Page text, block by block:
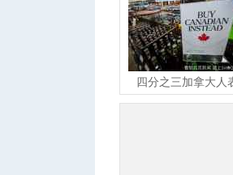
网
四分之三加拿大人
示：即使美国酒类